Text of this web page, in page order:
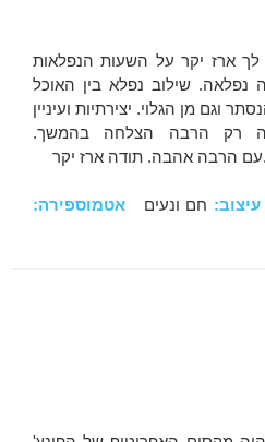
ארז יקר על השעות הנפלאות
נפלאה. שילוב נפלא בין האוכל
וגם מן הגלוי. יצירתיות ועיניין
רק הרבה הצלחה בהמשך.
הרבה אהבה. תודה ארז יקר
עיצוב: חם ונעים אטמוספירה: